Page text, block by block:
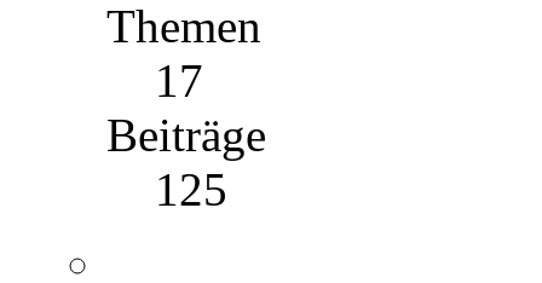
Themen
17
Beiträge
125